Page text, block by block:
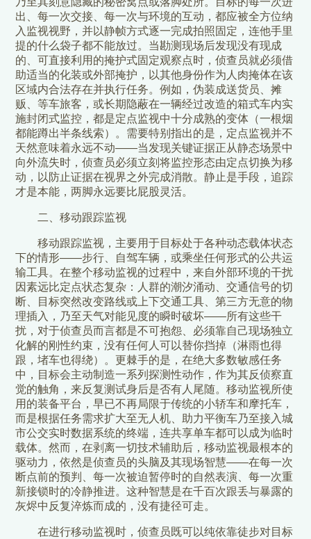
出、每一次交接、每一次与环境的互动，都应被全方位纳
入监视视野，并以静帧方式逐一完成拍照固定，连他手里
提的什么袋子都不能放过。当勘测现场后发现没有现成
的、可直接利用的掩护式固定观察点时，侦查员就必须借
助适当的化装或外部掩护，以其他身份作为人肉掩体在该
区域内合法存在并执行任务。例如，伪装成送货员、摊
贩、等车旅客，或长期隐蔽在一辆经过改造的箱式车内实
施封闭式监控，都是定点监视中十分成熟的变体（一根烟
都能蹲出半条线索）。需要特别指出的是，定点监视并不
天然意味着永远不动——当发现关键证据正从静态场景中
向外流失时，侦查员必须立刻将监控形态由定点切换为移
动，以防止证据在视界之外完成消散。静止是手段，追踪
才是本能，两脚永远要比屁股灵活。
二、移动跟踪监视
移动跟踪监视，主要用于目标处于各种动态载体状态
下的情形——步行、自驾车辆，或乘坐任何形式的公共运
输工具。在整个移动监视的过程中，来自外部环境的干扰
因素远比定点状态复杂：人群的潮汐涌动、交通信号的切
断、目标突然改变路线或上下交通工具、第三方无意的物
理插入，乃至天气对能见度的瞬时破坏——所有这些干
扰，对于侦查员而言都是不可抱怨、必须靠自己现场独立
化解的刚性约束，没有任何人可以替你挡掉（淋雨也得
跟，堵车也得绕）。更棘手的是，在绝大多数敏感任务
中，目标会主动制造一系列探测性动作，作为其反侦察直
觉的触角，来反复测试身后是否有人尾随。移动监视所使
用的装备平台，早已不再局限于传统的小轿车和摩托车，
而是根据任务需求扩大至无人机、助力平衡车乃至接入城
市公交实时数据系统的终端，连共享单车都可以成为临时
载体。然而，在剥离一切技术辅助后，移动监视最根本的
驱动力，依然是侦查员的头脑及其现场智慧——在每一次
断点前的预判、每一次被迫暂停时的自然表演、每一次重
新接锁时的冷静推进。这种智慧是在千百次跟丢与暴露的
灰烬中反复淬炼而成的，没有捷径可走。
在进行移动监视时，侦查员既可以纯依靠徒步对目标